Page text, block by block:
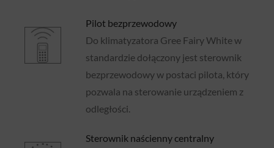
Pilot bezprzewodowy
Do klimatyzatora Gree Fairy White w
standardzie dołączony jest sterownik
bezprzewodowy w postaci pilota, który
pozwala na sterowanie urządzeniem z
odległości.
Sterownik naścienny centralny